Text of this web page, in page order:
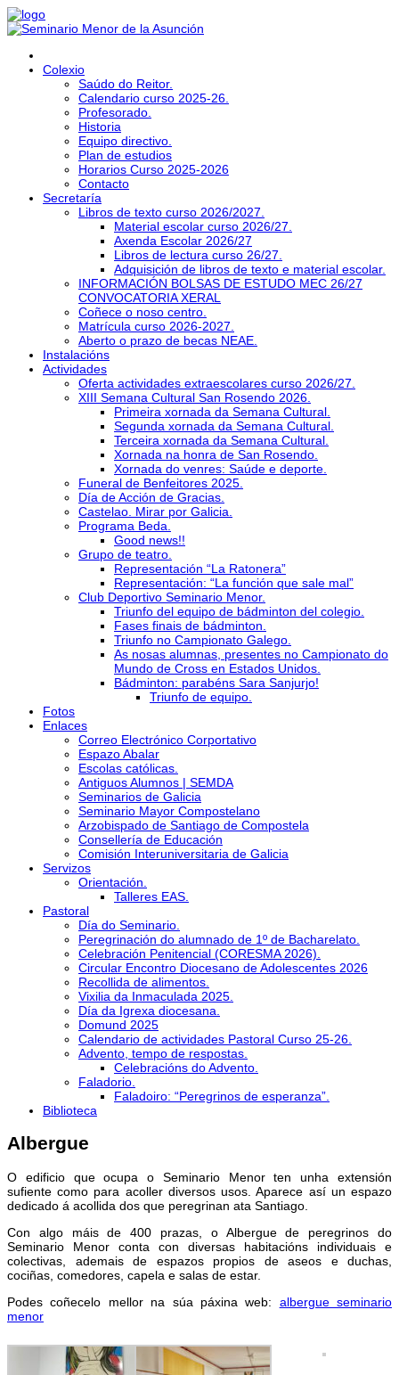
Colexio
Saúdo do Reitor.
Calendario curso 2025-26.
Profesorado.
Historia
Equipo directivo.
Plan de estudios
Horarios Curso 2025-2026
Contacto
Secretaría
Libros de texto curso 2026/2027.
Material escolar curso 2026/27.
Axenda Escolar 2026/27
Libros de lectura curso 26/27.
Adquisición de libros de texto e material escolar.
INFORMACIÓN BOLSAS DE ESTUDO MEC 26/27
CONVOCATORIA XERAL
Coñece o noso centro.
Matrícula curso 2026-2027.
Aberto o prazo de becas NEAE.
Instalacións
Actividades
Oferta actividades extraescolares curso 2026/27.
XIII Semana Cultural San Rosendo 2026.
Primeira xornada da Semana Cultural.
Segunda xornada da Semana Cultural.
Terceira xornada da Semana Cultural.
Xornada na honra de San Rosendo.
Xornada do venres: Saúde e deporte.
Funeral de Benfeitores 2025.
Día de Acción de Gracias.
Castelao. Mirar por Galicia.
Programa Beda.
Good news!!
Grupo de teatro.
Representación “La Ratonera”
Representación: “La función que sale mal”
Club Deportivo Seminario Menor.
Triunfo del equipo de bádminton del colegio.
Fases finais de bádminton.
Triunfo no Campionato Galego.
As nosas alumnas, presentes no Campionato do
Mundo de Cross en Estados Unidos.
Bádminton: parabéns Sara Sanjurjo!
Triunfo de equipo.
Fotos
Enlaces
Correo Electrónico Corportativo
Espazo Abalar
Escolas católicas.
Antiguos Alumnos | SEMDA
Seminarios de Galicia
Seminario Mayor Compostelano
Arzobispado de Santiago de Compostela
Consellería de Educación
Comisión Interuniversitaria de Galicia
Servizos
Orientación.
Talleres EAS.
Pastoral
Día do Seminario.
Peregrinación do alumnado de 1º de Bacharelato.
Celebración Penitencial (CORESMA 2026).
Circular Encontro Diocesano de Adolescentes 2026
Recollida de alimentos.
Vixilia da Inmaculada 2025.
Día da Igrexa diocesana.
Domund 2025
Calendario de actividades Pastoral Curso 25-26.
Advento, tempo de respostas.
Celebracións do Advento.
Faladorio.
Faladoiro: “Peregrinos de esperanza”.
Biblioteca
Albergue
O edificio que ocupa o Seminario Menor ten unha extensión
sufiente como para acoller diversos usos. Aparece así un espazo
dedicado á acollida dos que peregrinan ata Santiago.
Con algo máis de 400 prazas, o Albergue de peregrinos do
Seminario Menor conta con diversas habitacións individuais e
colectivas, ademais de espazos propios de aseos e duchas,
cociñas, comedores, capela e salas de estar.
Podes coñecelo mellor na súa páxina web: albergue seminario
menor